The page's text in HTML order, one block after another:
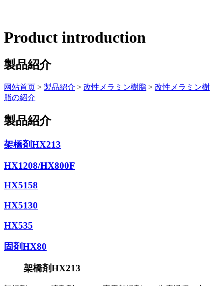
Product introduction
製品紹介
网站首页 > 製品紹介 > 改性メラミン樹脂 > 改性メラミン樹
脂の紹介
製品紹介
架橋剤HX213
HX1208/HX800F
HX5158
HX5130
HX535
固剤HX80
架橋剤HX213